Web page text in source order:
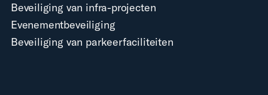
Beveiliging van infra-projecten
Evenementbeveiliging
Beveiliging van parkeerfaciliteiten